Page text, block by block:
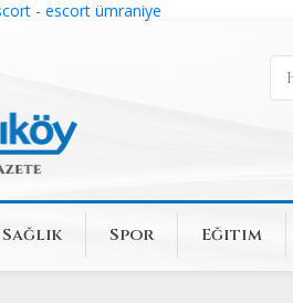
- escort ümraniye
Sağlık Spor Eğitim